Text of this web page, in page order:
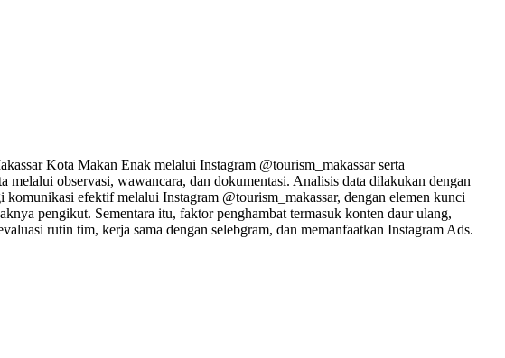
Kota Makan Enak melalui Instagram @tourism_makassar serta
observasi, wawancara, dan dokumentasi. Analisis data dilakukan dengan
efektif melalui Instagram @tourism_makassar, dengan elemen kunci
pengikut. Sementara itu, faktor penghambat termasuk konten daur ulang,
rutin tim, kerja sama dengan selebgram, dan memanfaatkan Instagram Ads.